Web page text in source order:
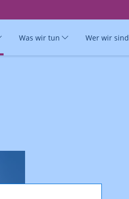
Was wir tun Wer wir sind